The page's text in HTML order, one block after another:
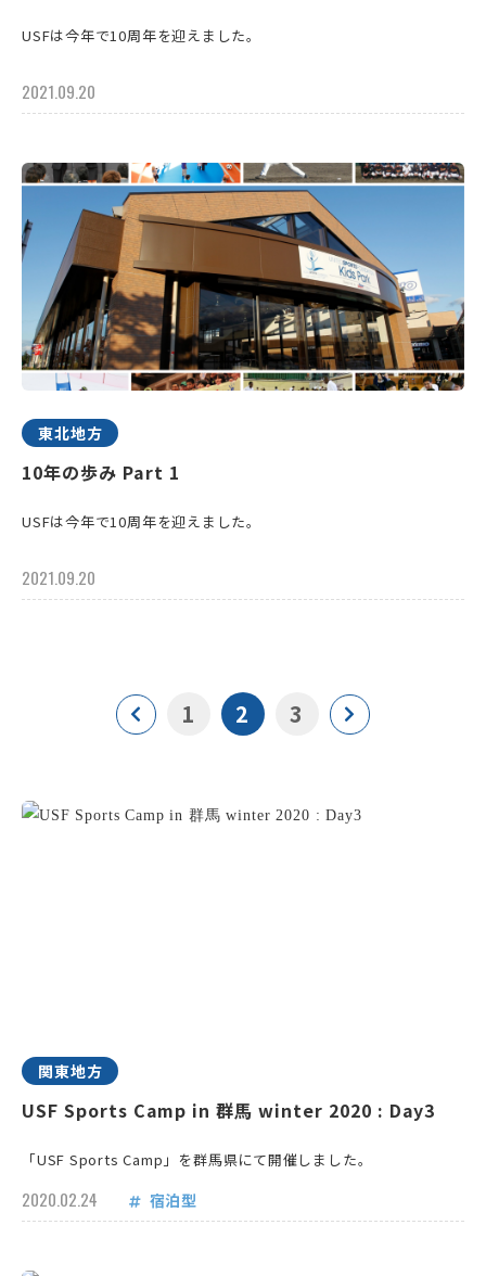
USFは今年で10周年を迎えました。
2021.09.20
東北地方
10年の歩み Part 1
USFは今年で10周年を迎えました。
2021.09.20
1 2 3
関東地方
USF Sports Camp in 群馬 winter 2020 : Day3
「USF Sports Camp」を群馬県にて開催しました。
2020.02.24 宿泊型